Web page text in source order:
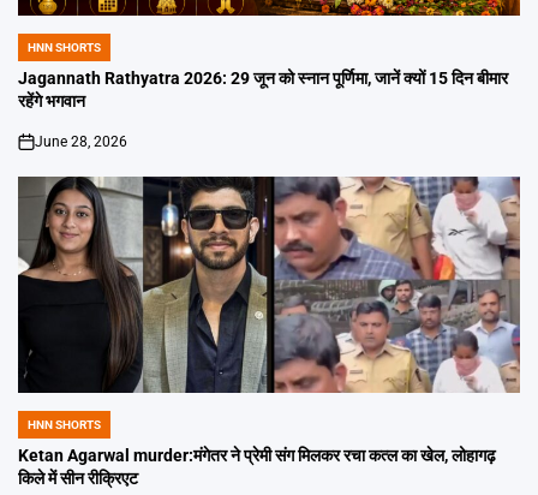
POSTED
IN
HNN SHORTS
Jagannath Rathyatra 2026: 29 जून को स्नान पूर्णिमा, जानें क्यों 15 दिन बीमार
रहेंगे भगवान
on
June 28, 2026
POSTED
IN
HNN SHORTS
Ketan Agarwal murder:मंगेतर ने प्रेमी संग मिलकर रचा कत्ल का खेल, लोहागढ़
किले में सीन रीक्रिएट